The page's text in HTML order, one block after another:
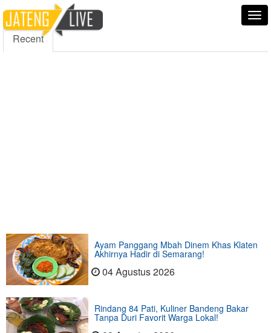
5000 Fans Followers
Recent
Ayam Panggang Mbah Dinem Khas Klaten
Akhirnya Hadir di Semarang!
04 Agustus 2026
Rindang 84 Pati, Kuliner Bandeng Bakar
Tanpa Duri Favorit Warga Lokal!